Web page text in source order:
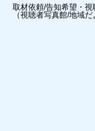
取材依頼/告知希望・視
（視聴者写真館/地域だ